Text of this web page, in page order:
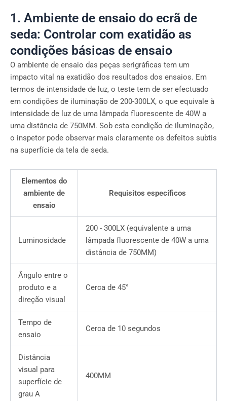
1. Ambiente de ensaio do ecrã de
seda: Controlar com exatidão as
condições básicas de ensaio
O ambiente de ensaio das peças serigráficas tem um
impacto vital na exatidão dos resultados dos ensaios. Em
termos de intensidade de luz, o teste tem de ser efectuado
em condições de iluminação de 200-300LX, o que equivale à
intensidade de luz de uma lâmpada fluorescente de 40W a
uma distância de 750MM. Sob esta condição de iluminação,
o inspetor pode observar mais claramente os defeitos subtis
na superfície da tela de seda.
Elementos do
ambiente de
ensaio
Requisitos específicos
Luminosidade
200 - 300LX (equivalente a uma
lâmpada fluorescente de 40W a uma
distância de 750MM)
Ângulo entre o
produto e a
direção visual
Cerca de 45°
Tempo de
ensaio
Cerca de 10 segundos
Distância
visual para
superfície de
grau A
400MM